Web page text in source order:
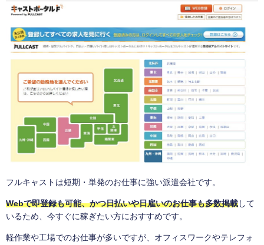
フルキャストは短期・単発のお仕事に強い派遣会社です。
Webで即登録も可能、かつ日払いや日雇いのお仕事も多数掲載 して
いるため、今すぐに稼ぎたい方におすすめです。
軽作業や工場でのお仕事が多いですが、オフィスワークやテレフォ